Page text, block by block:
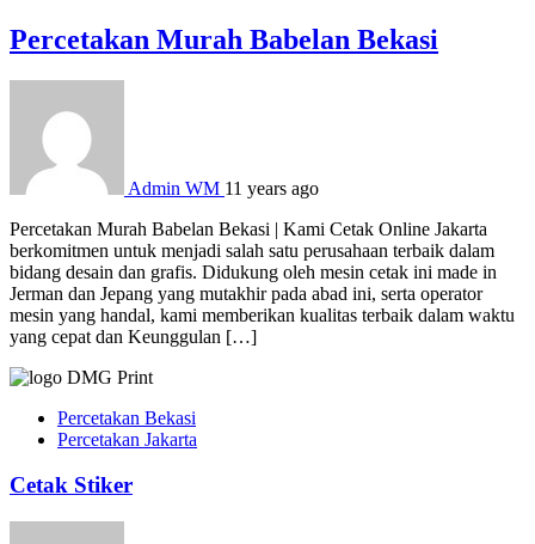
Percetakan Murah Babelan Bekasi
Admin WM 11 years ago
Percetakan Murah Babelan Bekasi | Kami Cetak Online Jakarta
berkomitmen untuk menjadi salah satu perusahaan terbaik dalam
bidang desain dan grafis. Didukung oleh mesin cetak ini made in
Jerman dan Jepang yang mutakhir pada abad ini, serta operator
mesin yang handal, kami memberikan kualitas terbaik dalam waktu
yang cepat dan Keunggulan […]
Percetakan Bekasi
Percetakan Jakarta
Cetak Stiker